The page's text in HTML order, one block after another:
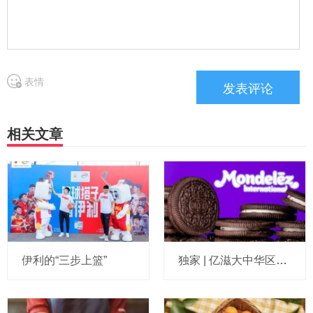
表情
相关文章
伊利的“三步上篮” 独家 | 亿滋大中华区市场与发展部“一号位”迎来新变动，曲向明将卸任